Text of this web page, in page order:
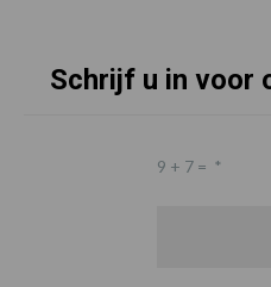
Schrijf u in voor
9 + 7 = *